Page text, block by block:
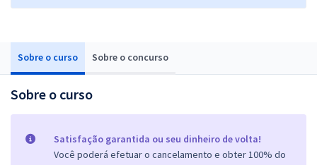
Sobre o curso Sobre o concurso
Sobre o curso
Satisfação garantida ou seu dinheiro de volta!
Você poderá efetuar o cancelamento e obter 100% do